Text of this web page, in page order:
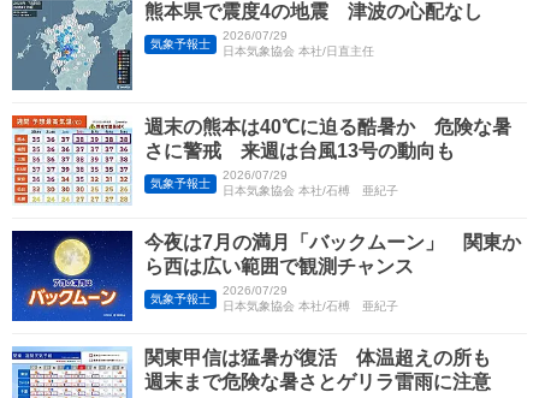
熊本県で震度4の地震 津波の心配なし
気象予報士
2026/07/29
日本気象協会 本社/日直主任
週末の熊本は40℃に迫る酷暑か 危険な暑
さに警戒 来週は台風13号の動向も
気象予報士
2026/07/29
日本気象協会 本社/石榑 亜紀子
今夜は7月の満月「バックムーン」 関東か
ら西は広い範囲で観測チャンス
気象予報士
2026/07/29
日本気象協会 本社/石榑 亜紀子
関東甲信は猛暑が復活 体温超えの所も
週末まで危険な暑さとゲリラ雷雨に注意